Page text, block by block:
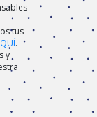
tus
.
y